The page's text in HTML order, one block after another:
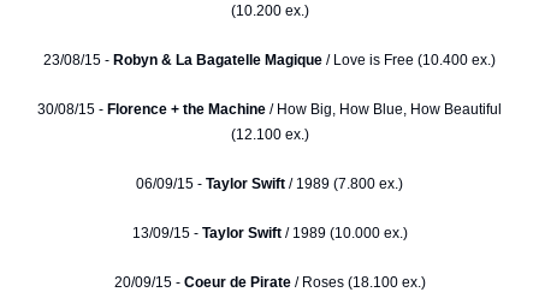
(10.200 ex.)
23/08/15 - Robyn & La Bagatelle Magique / Love is Free (10.400 ex.)
30/08/15 - Florence + the Machine / How Big, How Blue, How Beautiful
(12.100 ex.)
06/09/15 - Taylor Swift / 1989 (7.800 ex.)
13/09/15 - Taylor Swift / 1989 (10.000 ex.)
20/09/15 - Coeur de Pirate/ Roses (18.100 ex.)